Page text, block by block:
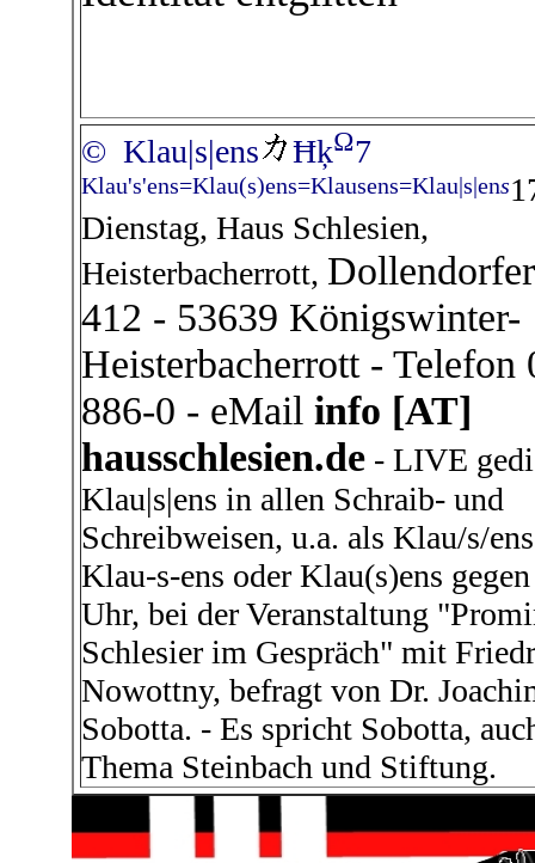
© Klau|s|ens ĦķΩ7
Klau's'ens=Klau(s)ens=Klausens=Klau|s|ens1
Dienstag, Haus Schlesien,
Heisterbacherrott,
412 - 53639 Königswinter-
Heisterbacherrott - Telefon
886-0 - eMail info [AT]
hausschlesien.de - LIVE
Klau|s|ens in allen Schraib- und
Schreibweisen, u.a. als Klau/s/
Klau-s-ens oder Klau(s)ens
Uhr, bei der Veranstaltung
Schlesier im Gespräch" mit
Nowottny, befragt von Dr.
Sobotta. - Es spricht Sobotta,
Thema Steinbach und Stiftung.